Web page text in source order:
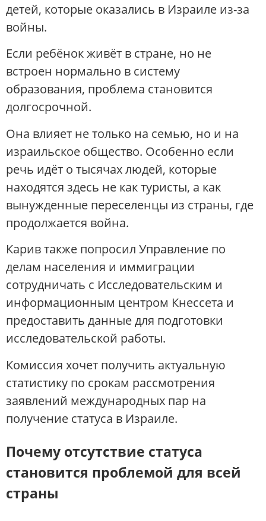
детей, которые оказались в Израиле из-за
войны.
Если ребёнок живёт в стране, но не
встроен нормально в систему
образования, проблема становится
долгосрочной.
Она влияет не только на семью, но и на
израильское общество. Особенно если
речь идёт о тысячах людей, которые
находятся здесь не как туристы, а как
вынужденные переселенцы из страны, где
продолжается война.
Карив также попросил Управление по
делам населения и иммиграции
сотрудничать с Исследовательским и
информационным центром Кнессета и
предоставить данные для подготовки
исследовательской работы.
Комиссия хочет получить актуальную
статистику по срокам рассмотрения
заявлений международных пар на
получение статуса в Израиле.
Почему отсутствие статуса
становится проблемой для всей
страны